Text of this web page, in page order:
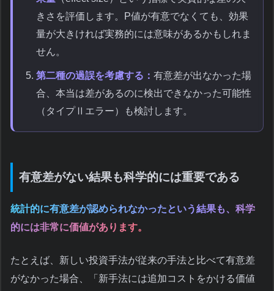
きさを評価します。P値が有意でなくても、効果
量が大きければ実務的には意味があるかもしれま
せん。
第二種の過誤を考慮する： 有意差が出なかった場
合、本当は差があるのに検出できなかった可能性
（タイプⅡエラー）も検討します。
有意差がない結果も科学的には重要である
統計的に有意差が認められなかったという結果も、科学
的には非常に価値があります。
たとえば、新しい投資手法が従来の手法と比べて有意差
がなかった場合、「新手法には追加コストをかける価値